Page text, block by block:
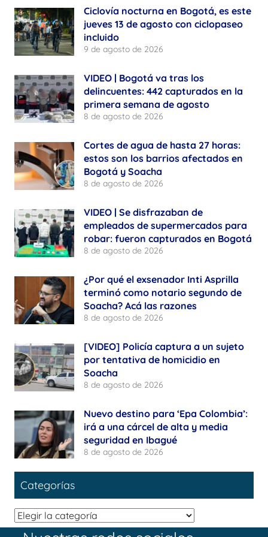
Ciclovía nocturna en Bogotá, es este
jueves 13 de agosto con ciclopaseo
incluido
9 de agosto de 2026
VIDEO | Bogotá va tras los
delincuentes: 442 capturados en la
primera semana de agosto
8 de agosto de 2026
Cortes de agua de hasta 27 horas:
estos son los barrios afectados en
Bogotá y Soacha
8 de agosto de 2026
VIDEO | Se disfrazaban de
empleados de supermercados para
robar: fueron capturados en Bogotá
8 de agosto de 2026
¿Por qué el exsenador Inti Asprilla
terminó como notario segundo de
Soacha? Acá las razones
8 de agosto de 2026
[VIDEO] Policía captura a un sujeto
por tentativa de homicidio en
Soacha
8 de agosto de 2026
Nuevo destino para ‘Epa Colombia’:
irá a una cárcel de alta y media
seguridad en Ibagué
8 de agosto de 2026
Categorías
Categorías